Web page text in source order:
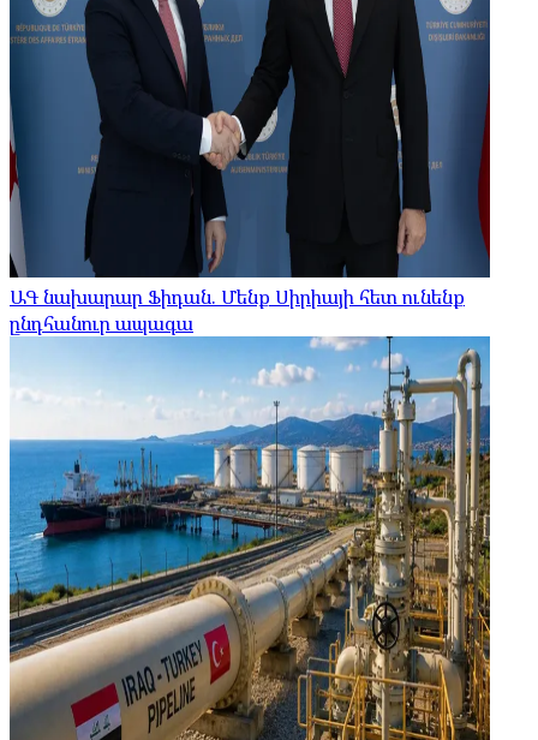
ԱԳ նախարար Ֆիդան. Մենք Սիրիայի հետ ունենք
ընդհանուր ապագա